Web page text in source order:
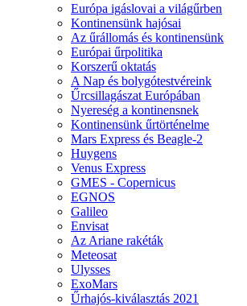
Európa igáslovai a világűrben
Kontinensünk hajósai
Az űrállomás és kontinensünk
Európai űrpolitika
Korszerű oktatás
A Nap és bolygótestvéreink
Űrcsillagászat Európában
Nyereség a kontinensnek
Kontinensünk űrtörténelme
Mars Express és Beagle-2
Huygens
Venus Express
GMES - Copernicus
EGNOS
Galileo
Envisat
Az Ariane rakéták
Meteosat
Ulysses
ExoMars
Űrhajós-kiválasztás 2021